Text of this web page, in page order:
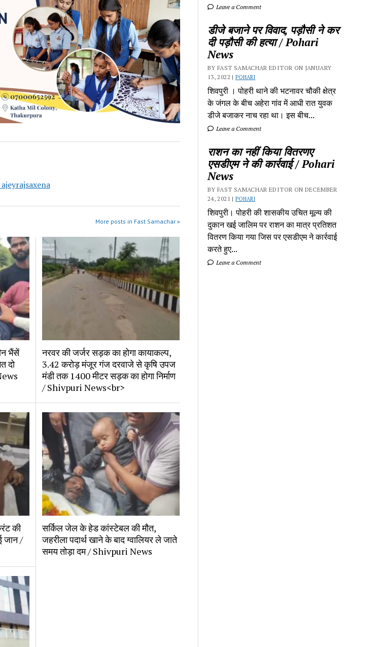
More posts in Fast Samachar »
भैंसें
दो
नरवर की जर्जर सड़क का होगा कायाकल्प,
3.42 करोड़ मंजूर गंज दरवाजे से कृषि उपज
मंडी तक 1400 मीटर सड़क का होगा निर्माण
/ Shivpuri News<br>
की
जान /
सर्किल जेल के हेड कांस्टेबल की मौत,
जहरीला पदार्थ खाने के बाद ग्वालियर ले जाते
समय तोड़ा दम / Shivpuri News
Leave a Comment
डीजे बजाने पर विवाद, पड़ौसी ने कर
दी पड़ौसी की हत्या / Pohari
News
BY FAST SAMACHAR EDITOR ON JANUARY
13, 2022 | POHARI
शिवपुरी‎ । पोहरी थाने की भटनावर चौकी क्षेत्र‎
के जंगल के बीच अहेरा गांव में‎ आधी रात युवक
डीजे बजाकर‎ नाच रहा था। इस बीच...
Leave a Comment
राशन का नहीं किया वितरणए
एसडीएम ने की कार्रवाई / Pohari
News
BY FAST SAMACHAR EDITOR ON DECEMBER
24, 2021 | POHARI
शिवपुरी। पोहरी की शासकीय उचित मूल्य की
दुकान खई जालिम पर राशन का मात्र प्रतिशत
वितरण किया गया जिस पर एसडीएम ने कार्रवाई
करते हुए...
Leave a Comment